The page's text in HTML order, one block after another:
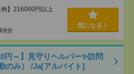
】216000円以上
8分
気になる！
円～】見守りヘルパー✨訪問
のみ） /Ja[アルバイト]